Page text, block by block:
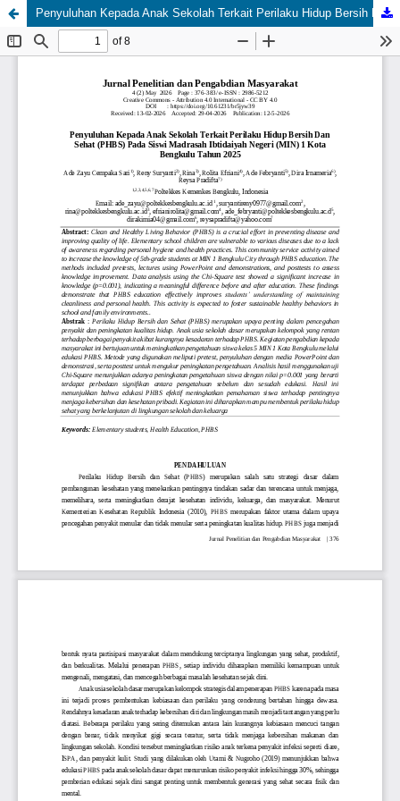
Penyuluhan Kepada Anak Sekolah Terkait Perilaku Hidup Bersih Dan Sehat (PHBS) Pada Siswi Madrasah Ibtidaiyah Negeri (MIN) 1 Kota Bengkulu Tahun 2025